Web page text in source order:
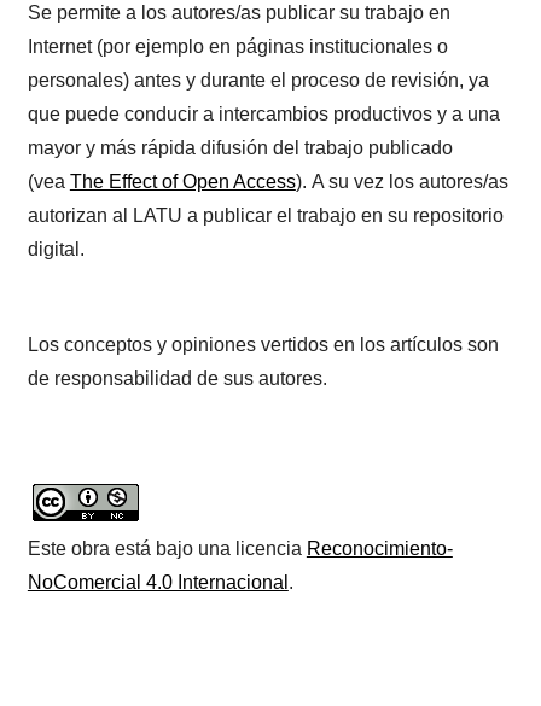
Se permite a los autores/as publicar su trabajo en
Internet (por ejemplo en páginas institucionales o
personales) antes y durante el proceso de revisión, ya
que puede conducir a intercambios productivos y a una
mayor y más rápida difusión del trabajo publicado
(vea The Effect of Open Access). A su vez los autores/as
autorizan al LATU a publicar el trabajo en su repositorio
digital.
Los conceptos y opiniones vertidos en los artículos son
de responsabilidad de sus autores.
Este obra está bajo una licencia Reconocimiento-
NoComercial 4.0 Internacional .